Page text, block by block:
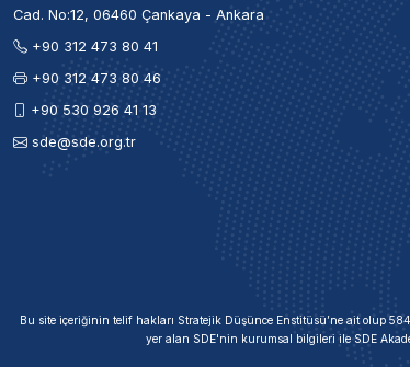
Cad. No:12, 06460 Çankaya - Ankara
+90 312 473 80 41
+90 312 473 80 46
+90 530 926 41 13
sde@sde.org.tr
Bu site içeriğinin telif hakları Stratejik Düşünce Enstitüsü’ne ait olup
yer alan SDE'nin kurumsal bilgileri ile SDE